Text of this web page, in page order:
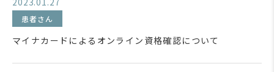
患者さん
マイナカードによるオンライン資格確認について